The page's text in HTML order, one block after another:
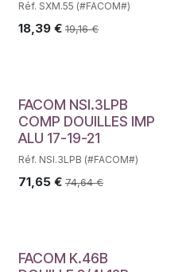
Réf. SXM.55 (#FACOM#)
18,39 € 19,16€
FACOM NSI.3LPB
COMP DOUILLES IMP
ALU 17-19-21
Réf. NSI.3LPB (#FACOM#)
71,65 € 74,64€
FACOM K.46B